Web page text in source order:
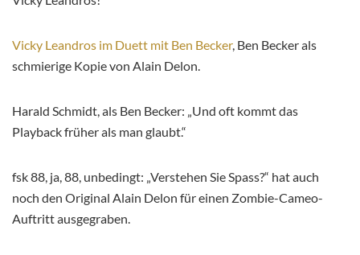
Vicky Leandros im Duett mit Ben Becker, Ben Becker als
schmierige Kopie von Alain Delon.
Harald Schmidt, als Ben Becker: „Und oft kommt das
Playback früher als man glaubt.“
fsk 88, ja, 88, unbedingt: „Verstehen Sie Spass?“ hat auch
noch den Original Alain Delon für einen Zombie-Cameo-
Auftritt ausgegraben.